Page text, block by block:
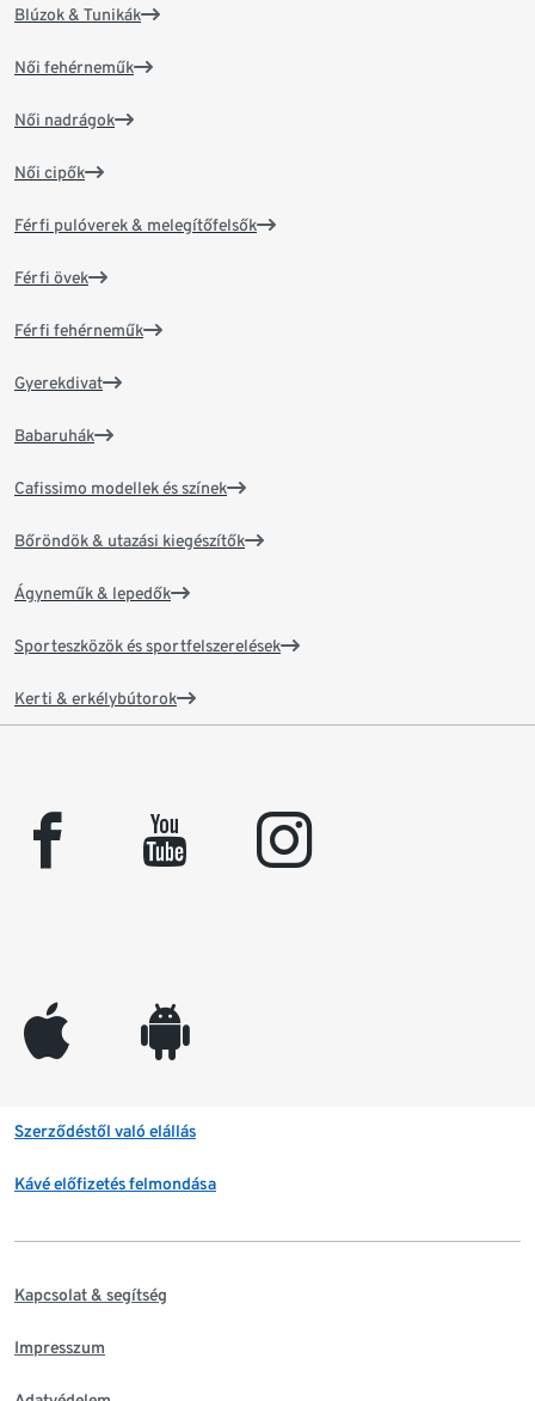
Blúzok & Tunikák
Női fehérneműk
Női nadrágok
Női cipők
Férfi pulóverek & melegítőfelsők
Férfi övek
Férfi fehérneműk
Gyerekdivat
Babaruhák
Cafissimo modellek és színek
Bőröndök & utazási kiegészítők
Ágyneműk & lepedők
Sporteszközök és sportfelszerelések
Kerti & erkélybútorok
facebook youtube instagram
appleinc android
Szerződéstől való elállás
Kávé előfizetés felmondása
Kapcsolat & segítség
Impresszum